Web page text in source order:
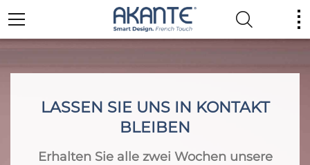
LASSEN SIE UNS IN KONTAKT
BLEIBEN
Erhalten Sie alle zwei Wochen unsere